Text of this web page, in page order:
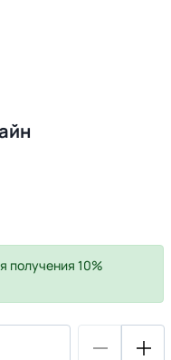
получения 10%